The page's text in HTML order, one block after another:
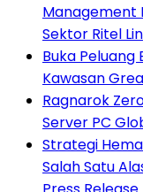
Management
Sektor Ritel
Buka Peluang
Kawasan
Ragnarok
Server PC
Strategi
Salah Satu